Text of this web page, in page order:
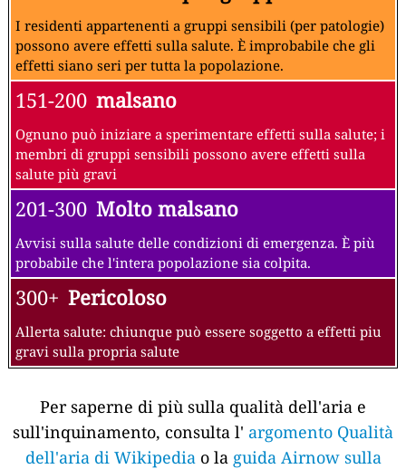
I residenti appartenenti a gruppi sensibili (per patologie)
possono avere effetti sulla salute. È improbabile che gli
effetti siano seri per tutta la popolazione.
151-200 malsano
Ognuno può iniziare a sperimentare effetti sulla salute; i
membri di gruppi sensibili possono avere effetti sulla
salute più gravi
201-300 Molto malsano
Avvisi sulla salute delle condizioni di emergenza. È più
probabile che l'intera popolazione sia colpita.
300+ Pericoloso
Allerta salute: chiunque può essere soggetto a effetti piu
gravi sulla propria salute
Per saperne di più sulla qualità dell'aria e
sull'inquinamento, consulta l' argomento Qualità
dell'aria di Wikipediao la guida Airnow sulla